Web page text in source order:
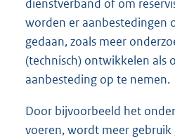
dienstverband of om
worden er aanbestedingen
gedaan, zoals meer
(technisch) ontwikkelen als
aanbesteding op te nemen.
Door bijvoorbeeld het
voeren, wordt meer